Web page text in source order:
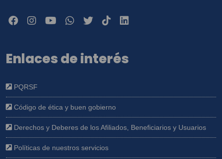
Enlaces de interés
PQRSF
Código de ética y buen gobierno
Derechos y Deberes de los Afiliados, Beneficiarios y Usuarios
Políticas de nuestros servicios